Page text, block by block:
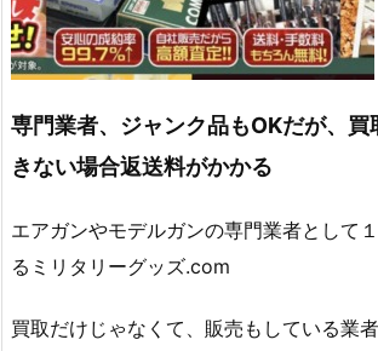
専門業者、ジャンク品もOKだが、買
きない場合返送料がかかる
エアガンやモデルガンの専門業者として
るミリタリーグッズ.com
買取だけじゃなくて、販売もしている業